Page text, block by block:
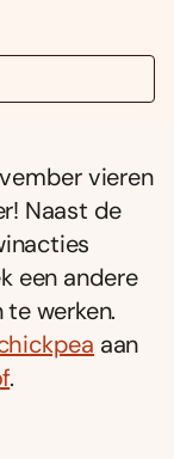
vieren
Naast de
een andere
werken.
aan
.